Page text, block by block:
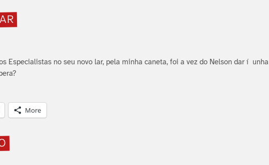
Especialistas no seu novo lar, pela minha caneta, foi a vez do Nelson dar í
More